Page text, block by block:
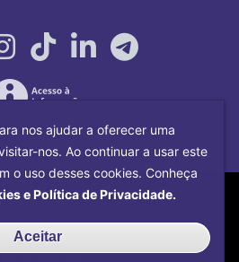
Universidade Federal
Centro de Tecnologia da
com o CMS de
nos ajudar a oferecer uma
nos. Ao continuar a usar este
o uso desses cookies. Conheça
e Política de Privacidade.
Aceitar